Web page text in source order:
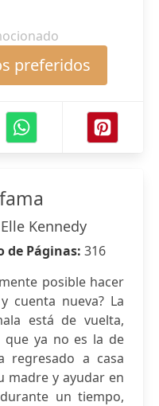
preferidos
Elle Kennedy
de Páginas: 316
posible hacer
cuenta nueva? La
está de vuelta,
que ya no es la de
regresado a casa
madre y ayudar en
un tiempo,